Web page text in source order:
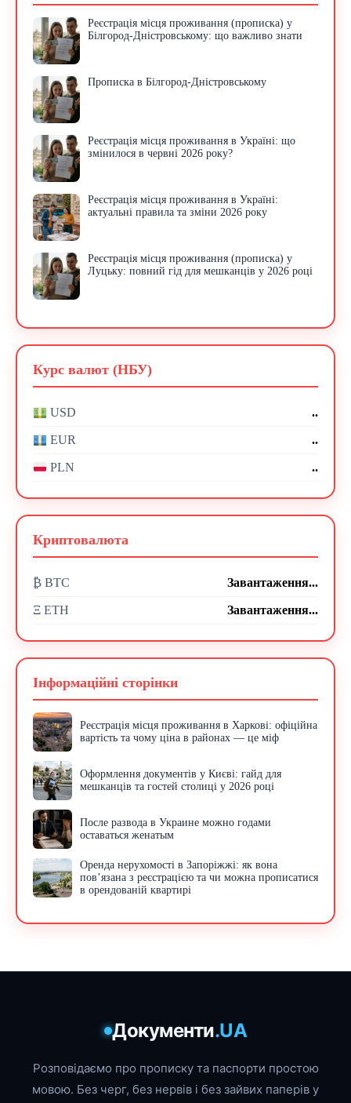
Реєстрація місця проживання (прописка) у
Білгород-Дністровському: що важливо знати
Прописка в Білгород-Дністровському
Реєстрація місця проживання в Україні: що
змінилося в червні 2026 року?
Реєстрація місця проживання в Україні:
актуальні правила та зміни 2026 року
Реєстрація місця проживання (прописка) у
Луцьку: повний гід для мешканців у 2026 році
Курс валют (НБУ)
USD ..
EUR ..
PLN ..
Криптовалюта
₿ BTC Завантаження...
Ξ ETH Завантаження...
Інформаційні сторінки
Реєстрація місця проживання в Харкові: офіційна
вартість та чому ціна в районах — це міф
Оформлення документів у Києві: гайд для
мешканців та гостей столиці у 2026 році
После развода в Украине можно годами
оставаться женатым
Оренда нерухомості в Запоріжжі: як вона
пов’язана з реєстрацією та чи можна прописатися
в орендованій квартирі
Документи.UA
Розповідаємо про прописку та паспорти простою
мовою. Без черг, без нервів і без зайвих паперів у